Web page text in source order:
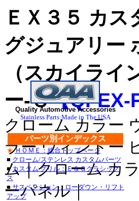
Quality Automotive Accessories
Stainless Parts:Made in The USA
パーツ別インデックス
★ ＨＯＭＥ：総合トップページ
■ クローム/ステンレス カスタムパーツ
■カスタム グリル：Ｅ＆Ｇクラシック
ス
■ サスペンション：ローダウン・リフト
アップ
ＥＸ３５ カ
グジュアリー
（スカイラ
ー-８【QI-EX-
クローム カラー
ラー ウィンドー
ム｜クローム カ
ーパネル｜